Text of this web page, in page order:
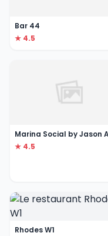
Bar 44
★ 4.5
★ 4.5
Rhodes W1